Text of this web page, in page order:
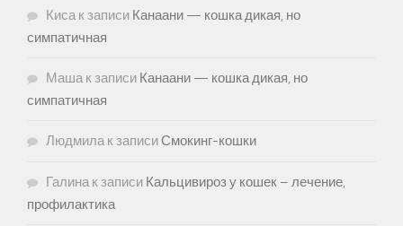
Киса к записи Канаани — кошка дикая, но
симпатичная
Маша к записи Канаани — кошка дикая, но
симпатичная
Людмила к записиСмокинг-кошки
Галина к записи Кальцивироз у кошек – лечение,
профилактика